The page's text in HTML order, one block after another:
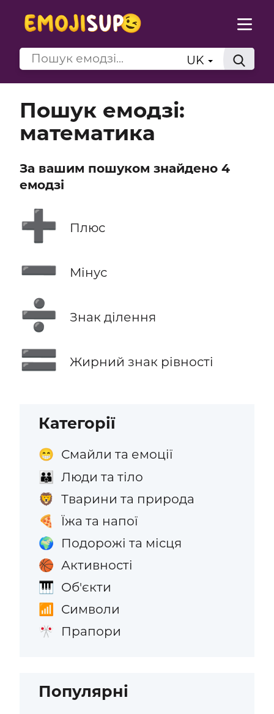
UK
Пошук емодзі:
математика
За вашим пошуком знайдено 4
емодзі
➕ Плюс
➖ Мінус
➗ Знак ділення
🟰 Жирний знак рівності
Категорії
😁 Смайли та емоції
👪 Люди та тіло
🦁 Тварини та природа
🍕 Їжа та напої
🌍 Подорожі та місця
🏀 Активності
🎹 Об'єкти
📶 Символи
🎌 Прапори
Популярні